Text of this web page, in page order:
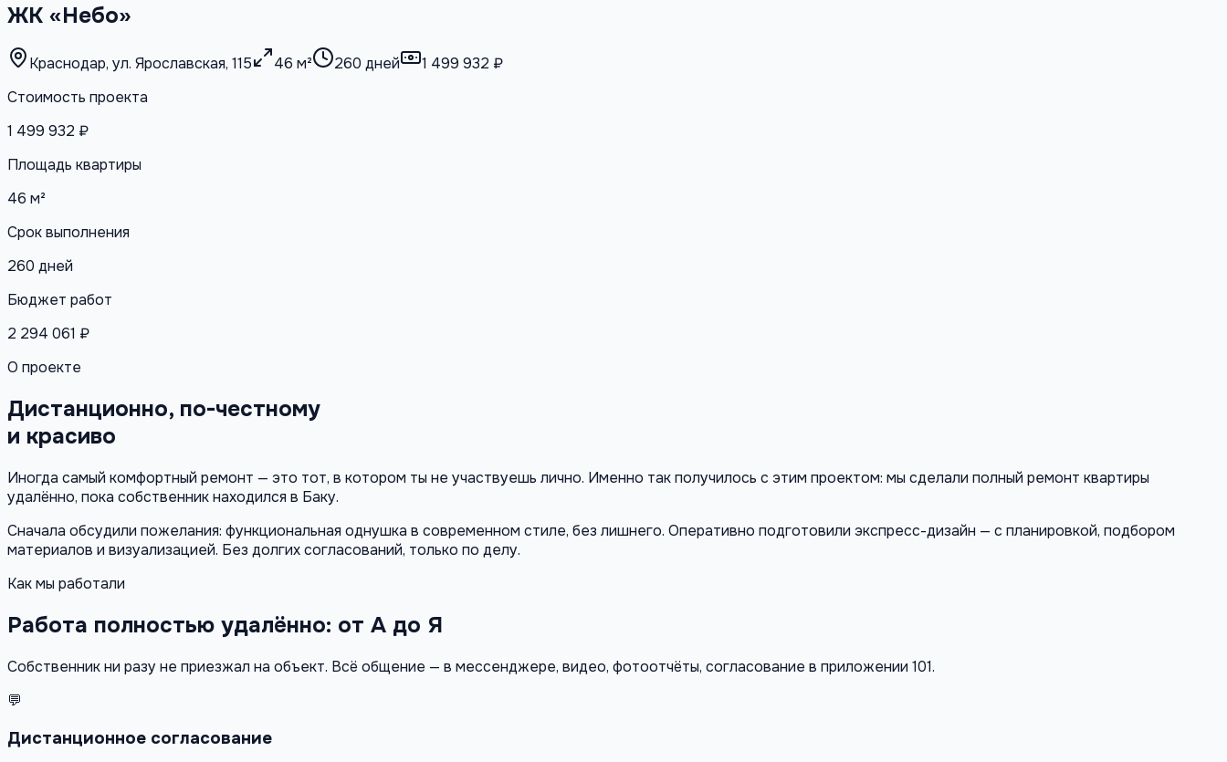
ЖК «Небо»
Краснодар, ул. Ярославская, 115 46 м² 260 дней
1 499 932 ₽
Стоимость проекта
1 499 932 ₽
Площадь квартиры
46 м²
Срок выполнения
260 дней
Бюджет работ
2 294 061 ₽
О проекте
Дистанционно, по-честному
и красиво
Иногда самый комфортный ремонт — это тот, в котором ты не участвуешь лично. Именно так получилось с этим проектом: мы сделали полный ремонт квартиры
удалённо, пока собственник находился в Баку.
Сначала обсудили пожелания: функциональная однушка в современном стиле, без лишнего. Оперативно подготовили экспресс-дизайн — с планировкой, подбором
материалов и визуализацией. Без долгих согласований, только по делу.
Как мы работали
Работа полностью удалённо: от А до Я
Собственник ни разу не приезжал на объект. Всё общение — в мессенджере, видео, фотоотчёты, согласование в приложении 101.
💬
Дистанционное согласование